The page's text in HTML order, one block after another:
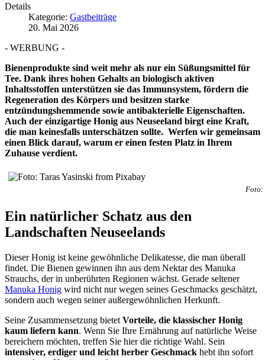
Details
Kategorie: Gastbeiträge
20. Mai 2026
- WERBUNG -
Bienenprodukte sind weit mehr als nur ein Süßungsmittel für
Tee. Dank ihres hohen Gehalts an biologisch aktiven
Inhaltsstoffen unterstützen sie das Immunsystem, fördern die
Regeneration des Körpers und besitzen starke
entzündungshemmende sowie antibakterielle Eigenschaften.
Auch der einzigartige Honig aus Neuseeland birgt eine Kraft,
die man keinesfalls unterschätzen sollte. Werfen wir gemeinsam
einen Blick darauf, warum er einen festen Platz in Ihrem
Zuhause verdient.
Foto:
Ein natürlicher Schatz aus den
Landschaften Neuseelands
Dieser Honig ist keine gewöhnliche Delikatesse, die man überall
findet. Die Bienen gewinnen ihn aus dem Nektar des Manuka
Strauchs, der in unberührten Regionen wächst. Gerade seltener
Manuka Honig wird nicht nur wegen seines Geschmacks geschätzt,
sondern auch wegen seiner außergewöhnlichen Herkunft.
Seine Zusammensetzung bietet Vorteile, die klassischer Honig
kaum liefern kann. Wenn Sie Ihre Ernährung auf natürliche Weise
bereichern möchten, treffen Sie hier die richtige Wahl. Sein
intensiver, erdiger und leicht herber Geschmack hebt ihn sofort